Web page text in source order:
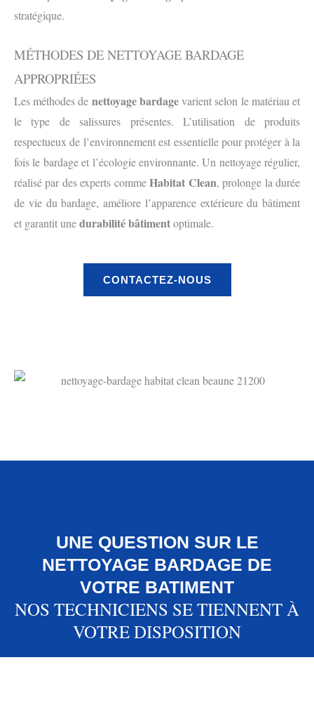
stratégique.
MÉTHODES DE NETTOYAGE BARDAGE
APPROPRIÉES
Les méthodes de nettoyage bardagevarient selon le matériau et
le type de salissures présentes. L’utilisation de produits
respectueux de l’environnement est essentielle pour protéger à la
fois le bardage et l’écologie environnante. Un nettoyage régulier,
réalisé par des experts commeHabitat Clean, prolonge la durée
de vie du bardage, améliore l’apparence extérieure du bâtiment
et garantit unedurabilité bâtimentoptimale.
CONTACTEZ-NOUS
UNE QUESTION SUR LE
NETTOYAGE BARDAGE DE
VOTRE BATIMENT
NOS TECHNICIENS SE TIENNENT À
VOTRE DISPOSITION